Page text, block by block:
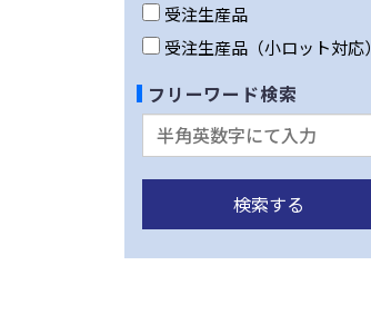
受注生産品
受注生産品（小ロット対応）
フリーワード検索